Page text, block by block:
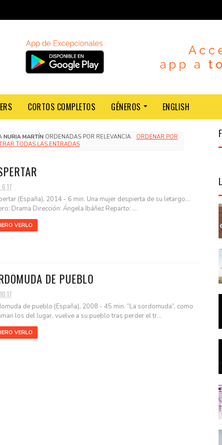
CORTOS COMPLETOS GÉNEROS ENGLISH
NURIA MARTÍN ORDENADAS POR RELEVANCIA.
ORDENAR POR
TODAS LAS ENTRADAS
(España), 2014 - 6 min. Una mujer despierta de su letargo...
Drama Dirección: Ángela Ibáñez Reparto: ...
VERLO
DE PUEBLO
de pueblo (España), 2008 - 45 min. “La sordomuda”, como
los del lugar, vuelve a su pueblo tras perder el tr...
VERLO